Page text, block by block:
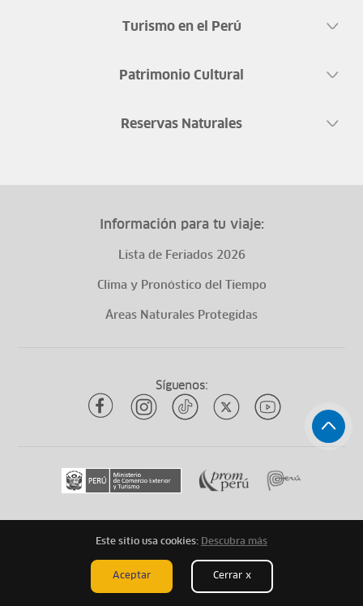
Turismo en el Perú
Patrimonio Cultural
Reservas Naturales
Información para tu viaje:
Lista de Feriados 2026
Clima y Pronóstico del Tiempo
Áreas Naturales Protegidas
Síguenos:
Todos los derechos reservadosytuqueplanes 2026
Mapa de Sitio Aviso Legal Términos Legales
Este sitio usa cookies: Descubra más
Aceptar Cerrar x